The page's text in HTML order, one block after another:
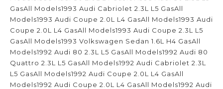
GasAll Models1993 Audi Cabriolet 2.3L L5 GasAll
Models1993 Audi Coupe 2.0L L4 GasAll Models1993 Audi
Coupe 2.0L L4 GasAll Models1993 Audi Coupe 2.3L L5
GasAll Models1993 Volkswagen Sedan 1.6L H4 GasAll
Models1992 Audi 80 2.3L L5 GasAll Models1992 Audi 80
Quattro 2.3L L5 GasAll Models1992 Audi Cabriolet 2.3L
L5 GasAll Models1992 Audi Coupe 2.0L L4 GasAll
Models1992 Audi Coupe 2.0L L4 GasAll Models1992 Audi